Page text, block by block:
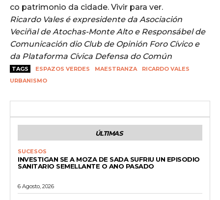
co patrimonio da cidade. Vivir para ver.
Ricardo Valesé expresidente da Asociación
Veciñal de Atochas-Monte Alto e Responsábel de
Comunicación dio Club de Opinión Foro Cívico e
da Plataforma Cívica Defensa do Común
TAGS ESPAZOS VERDES MAESTRANZA
RICARDO VALES
URBANISMO
ÚLTIMAS
SUCESOS
INVESTIGAN SE A MOZA DE SADA SUFRIU UN EPISODIO
SANITARIO SEMELLANTE O ANO PASADO
6 Agosto, 2026